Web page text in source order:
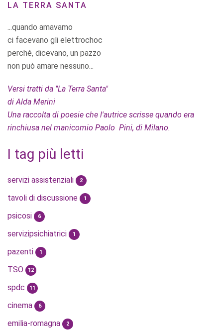
LA TERRA SANTA
...quando amavamo
ci facevano gli elettrochoc
perché, dicevano, un pazzo
non può amare nessuno...
Versi tratti da "La Terra Santa"
di Alda Merini
Una raccolta di poesie che l'autrice scrisse quando era
rinchiusa nel manicomio Paolo Pini, di Milano.
I tag più letti
servizi assistenziali 2
tavoli di discussione 1
psicosi 6
servizipsichiatrici 1
pazenti 1
TSO 12
spdc 11
cinema 6
emilia-romagna 2